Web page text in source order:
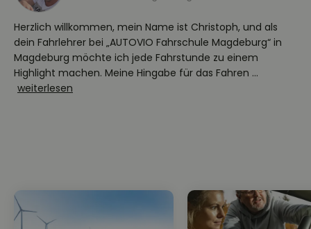
Herzlich willkommen, mein Name ist Christoph, und als
dein Fahrlehrer bei „AUTOVIO Fahrschule Magdeburg“ in
Magdeburg möchte ich jede Fahrstunde zu einem
Highlight machen. Meine Hingabe für das Fahren ...
weiterlesen